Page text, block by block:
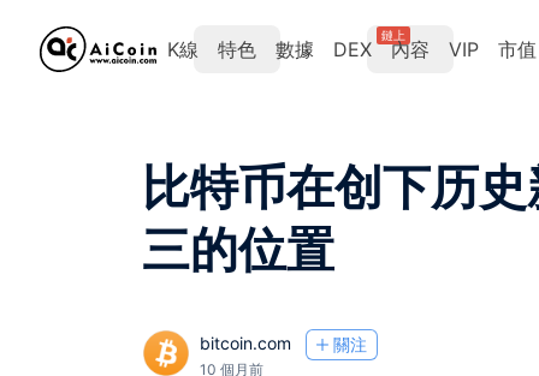
K線 特色 數據 DEX
鏈上
內容 VIP 市值
比特币在创下历
三的位置
bitcoin.com 關注
10 個月前